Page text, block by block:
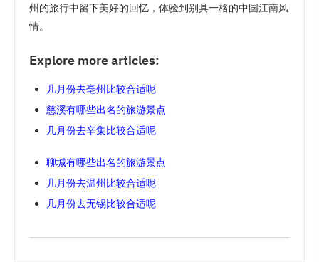
州的旅行中留下美好的回忆，体验到别具一格的中国江南风
情。
Explore more articles:
几月份去亳州比较合适呢
慈溪有哪些出名的旅游景点
几月份去辛集比较合适呢
聊城有哪些出名的旅游景点
几月份去温州比较合适呢
几月份去无锡比较合适呢